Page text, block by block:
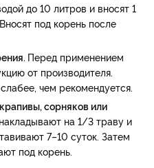
до 10 литров и вносят 1
под корень после
Перед применением
от производителя.
чем рекомендуется.
сорняков или
на 1/3 траву и
7–10 суток. Затем
под корень.